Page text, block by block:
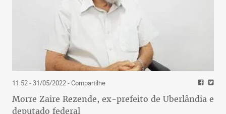
11:52 - 31/05/2022- Compartilhe
Morre Zaire Rezende, ex-prefeito de Uberlândia e
deputado federal